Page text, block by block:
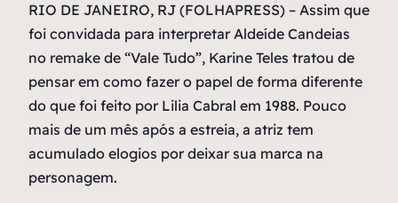
RIO DE JANEIRO, RJ (FOLHAPRESS) – Assim que
foi convidada para interpretar Aldeíde Candeias
no remake de “Vale Tudo”, Karine Teles tratou de
pensar em como fazer o papel de forma diferente
do que foi feito por Lilia Cabral em 1988. Pouco
mais de um mês após a estreia, a atriz tem
acumulado elogios por deixar sua marca na
personagem.